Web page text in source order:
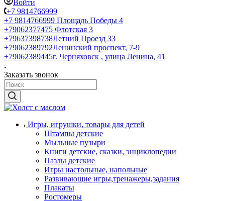
Войти
+7 9814766999
+7 9814766999 Площадь Победы 4
+79062377475 Флотская 3
+79637398738Летний Проезд 33
+79062389792Ленинский проспект, 7-9
+79062389445г. Черняховск , улица Ленина, 41
Заказать звонок
Игры, игрушки, товары для детей
Штампы детские
Мыльные пузыри
Книги детские, сказки, энциклопедии
Пазлы детские
Игры настольные, напольные
Развивающие игры,тренажеры,задания
Плакаты
Ростомеры